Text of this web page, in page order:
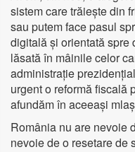
sistem care trăiește din
sau putem face pasul
digitală și orientată spre
lăsată în mâinile celor
administrație
urgent o reformă fiscală
afundăm în aceeași
România nu are nevoie
nevoie de o resetare de